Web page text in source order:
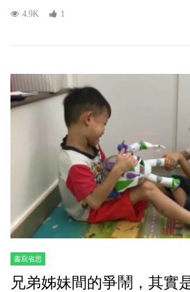
4.9K 1
書寫省思
兄弟姊妹間的爭鬧，其實